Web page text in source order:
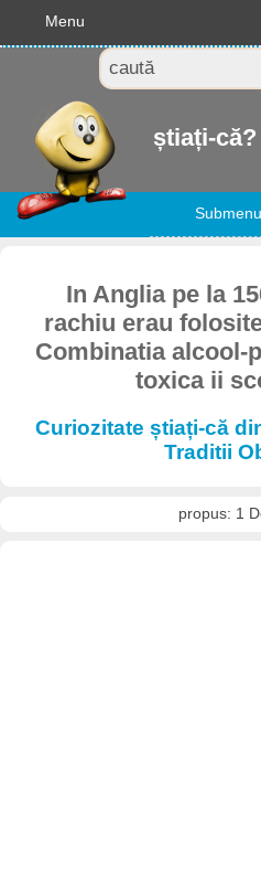
Menu
știați-că?
Submenu
In Anglia pe la
rachiu erau
Combinatia alcool-
toxica ii
Curiozitate știați-că
Traditii
propus: 1